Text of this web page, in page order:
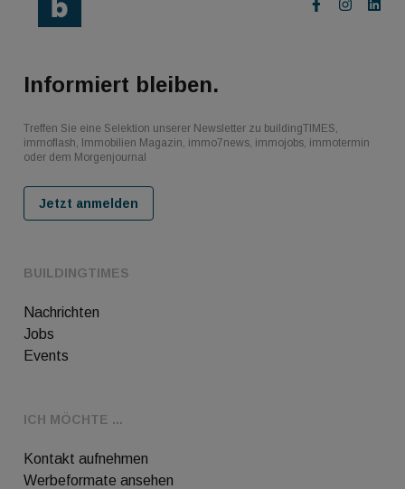
BUILDINGTIMES
Nachrichten
Jobs
Events
ICH MÖCHTE ...
Kontakt aufnehmen
Werbeformate ansehen
Informiert bleiben.
Treffen Sie eine Selektion unserer Newsletter zu buildingTIMES,
immoflash, Immobilien Magazin, immo7news, immojobs, immotermin
oder dem Morgenjournal
Jetzt anmelden